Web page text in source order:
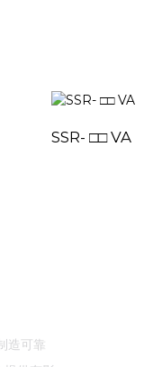
SSR- □□ VA
造可靠